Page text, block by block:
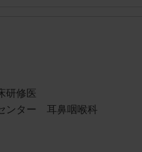
研修医
ンター 耳鼻咽喉科